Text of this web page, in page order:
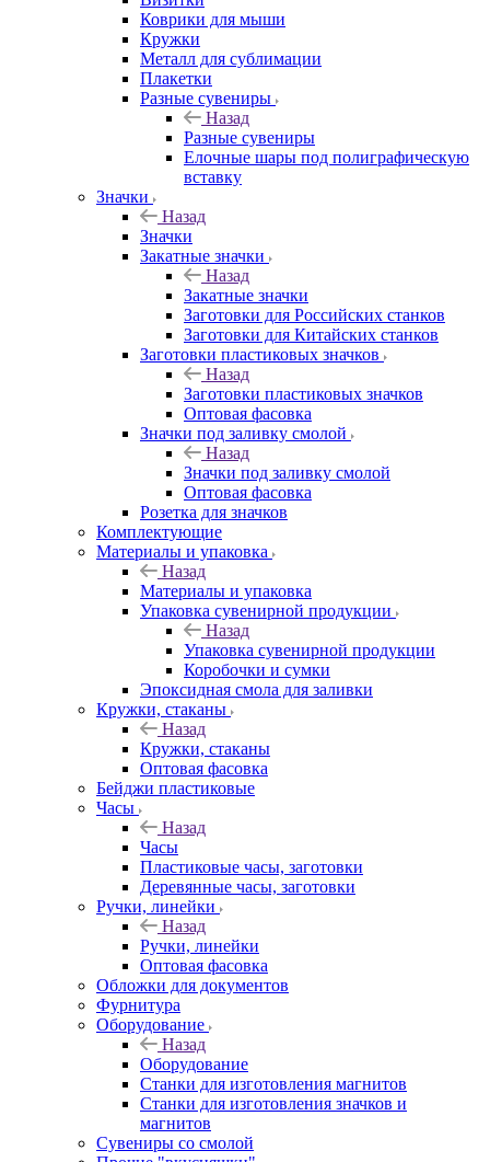
Коврики для мыши
Кружки
Металл для сублимации
Плакетки
Разные сувениры
Назад
Разные сувениры
Елочные шары под полиграфическую
вставку
Значки
Назад
Значки
Закатные значки
Назад
Закатные значки
Заготовки для Российских станков
Заготовки для Китайских станков
Заготовки пластиковых значков
Назад
Заготовки пластиковых значков
Оптовая фасовка
Значки под заливку смолой
Назад
Значки под заливку смолой
Оптовая фасовка
Розетка для значков
Комплектующие
Материалы и упаковка
Назад
Материалы и упаковка
Упаковка сувенирной продукции
Назад
Упаковка сувенирной продукции
Коробочки и сумки
Эпоксидная смола для заливки
Кружки, стаканы
Назад
Кружки, стаканы
Оптовая фасовка
Бейджи пластиковые
Часы
Назад
Часы
Пластиковые часы, заготовки
Деревянные часы, заготовки
Ручки, линейки
Назад
Ручки, линейки
Оптовая фасовка
Обложки для документов
Фурнитура
Оборудование
Назад
Оборудование
Станки для изготовления магнитов
Станки для изготовления значков и
магнитов
Сувениры со смолой